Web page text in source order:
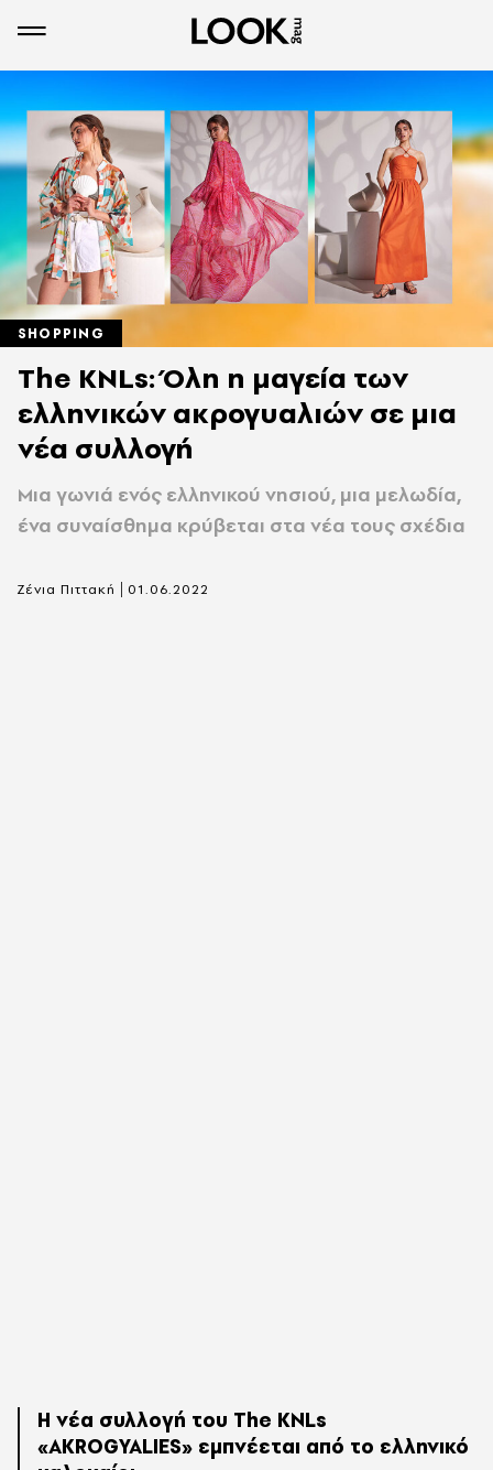
SHOPPING
The KNLs: Όλη η μαγεία των
ελληνικών ακρογυαλιών σε μια
νέα συλλογή
Μια γωνιά ενός ελληνικού νησιού, μια μελωδία,
ένα συναίσθημα κρύβεται στα νέα τους σχέδια
Ζένια Πιττακή | 01.06.2022
Η νέα συλλογή του The KNLs
«AKROGYALIES» εμπνέεται από το ελληνικό